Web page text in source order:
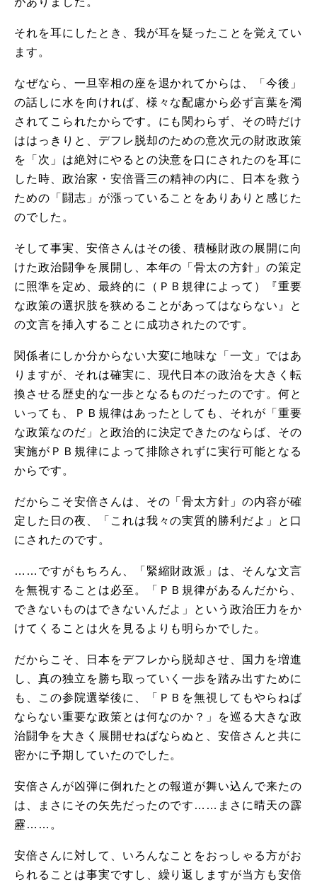
それを耳にしたとき、我が耳を疑ったことを覚えてい
ます。
なぜなら、一旦宰相の座を退かれてからは、「今後」
の話しに水を向ければ、様々な配慮から必ず言葉を濁
されてこられたからです。にも関わらず、その時だけ
ははっきりと、デフレ脱却のための意次元の財政政策
を「次」は絶対にやるとの決意を口にされたのを耳に
した時、政治家・安倍晋三の精神の内に、日本を救う
ための「闘志」が漲っていることをありありと感じた
のでした。
そして事実、安倍さんはその後、積極財政の展開に向
けた政治闘争を展開し、本年の「骨太の方針」の策定
に照準を定め、最終的に（ＰＢ規律によって）『重要
な政策の選択肢を狭めることがあってはならない』と
の文言を挿入することに成功されたのです。
関係者にしか分からない大変に地味な「一文」ではあ
りますが、それは確実に、現代日本の政治を大きく転
換させる歴史的な一歩となるものだったのです。何と
いっても、ＰＢ規律はあったとしても、それが「重要
な政策なのだ」と政治的に決定できたのならば、その
実施がＰＢ規律によって排除されずに実行可能となる
からです。
だからこそ安倍さんは、その「骨太方針」の内容が確
定した日の夜、「これは我々の実質的勝利だよ」と口
にされたのです。
……ですがもちろん、「緊縮財政派」は、そんな文言
を無視することは必至。「ＰＢ規律があるんだから、
できないものはできないんだよ」という政治圧力をか
けてくることは火を見るよりも明らかでした。
だからこそ、日本をデフレから脱却させ、国力を増進
し、真の独立を勝ち取っていく一歩を踏み出すために
も、この参院選挙後に、「ＰＢを無視してもやらねば
ならない重要な政策とは何なのか？」を巡る大きな政
治闘争を大きく展開せねばならぬと、安倍さんと共に
密かに予期していたのでした。
安倍さんが凶弾に倒れたとの報道が舞い込んで来たの
は、まさにその矢先だったのです……まさに晴天の霹
靂……。
安倍さんに対して、いろんなことをおっしゃる方がお
られることは事実ですし、繰り返しますが当方も安倍